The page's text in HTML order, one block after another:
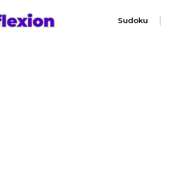
Sudoku